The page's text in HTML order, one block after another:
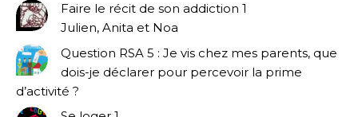
Faire le récit de son addiction 1
Julien, Anita et Noa
Question RSA 5 : Je vis chez mes parents, que
dois-je déclarer pour percevoir la prime
d’activité ?